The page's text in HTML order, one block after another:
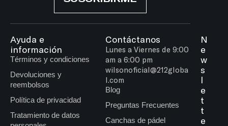
Ayuda e
información
Términos y condiciones
Devoluciones y
reembolsos
Política de privacidad
Tratamiento de datos
Contáctanos
Lunes a Viernes de 9:00
am a 6:00 pm
wilsonoficial@212globa
l.com
Blog
Preguntas Frecuentes
Canchas de pádel
N
e
w
s
l
e
t
t
e